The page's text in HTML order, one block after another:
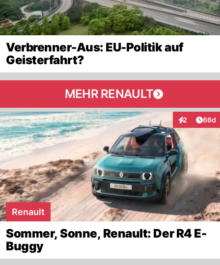
Verbrenner-Aus: EU-Politik auf
Geisterfahrt?
MEHR RENAULT
2
Interaktionen
66d
Renault
Sommer, Sonne, Renault: Der R4 E-
Buggy